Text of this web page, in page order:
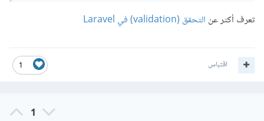
تعرف أكثر عن التحقق (validation) في Laravel
1 اقتباس
1